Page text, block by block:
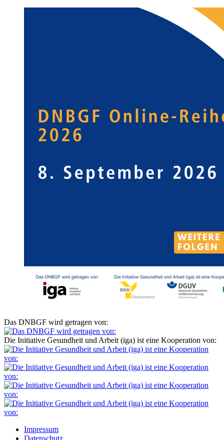
Das DNBGF wird getragen von:
Die Initiative Gesundheit und Arbeit (iga) ist eine Kooperation von:
Impressum
Datenschutz